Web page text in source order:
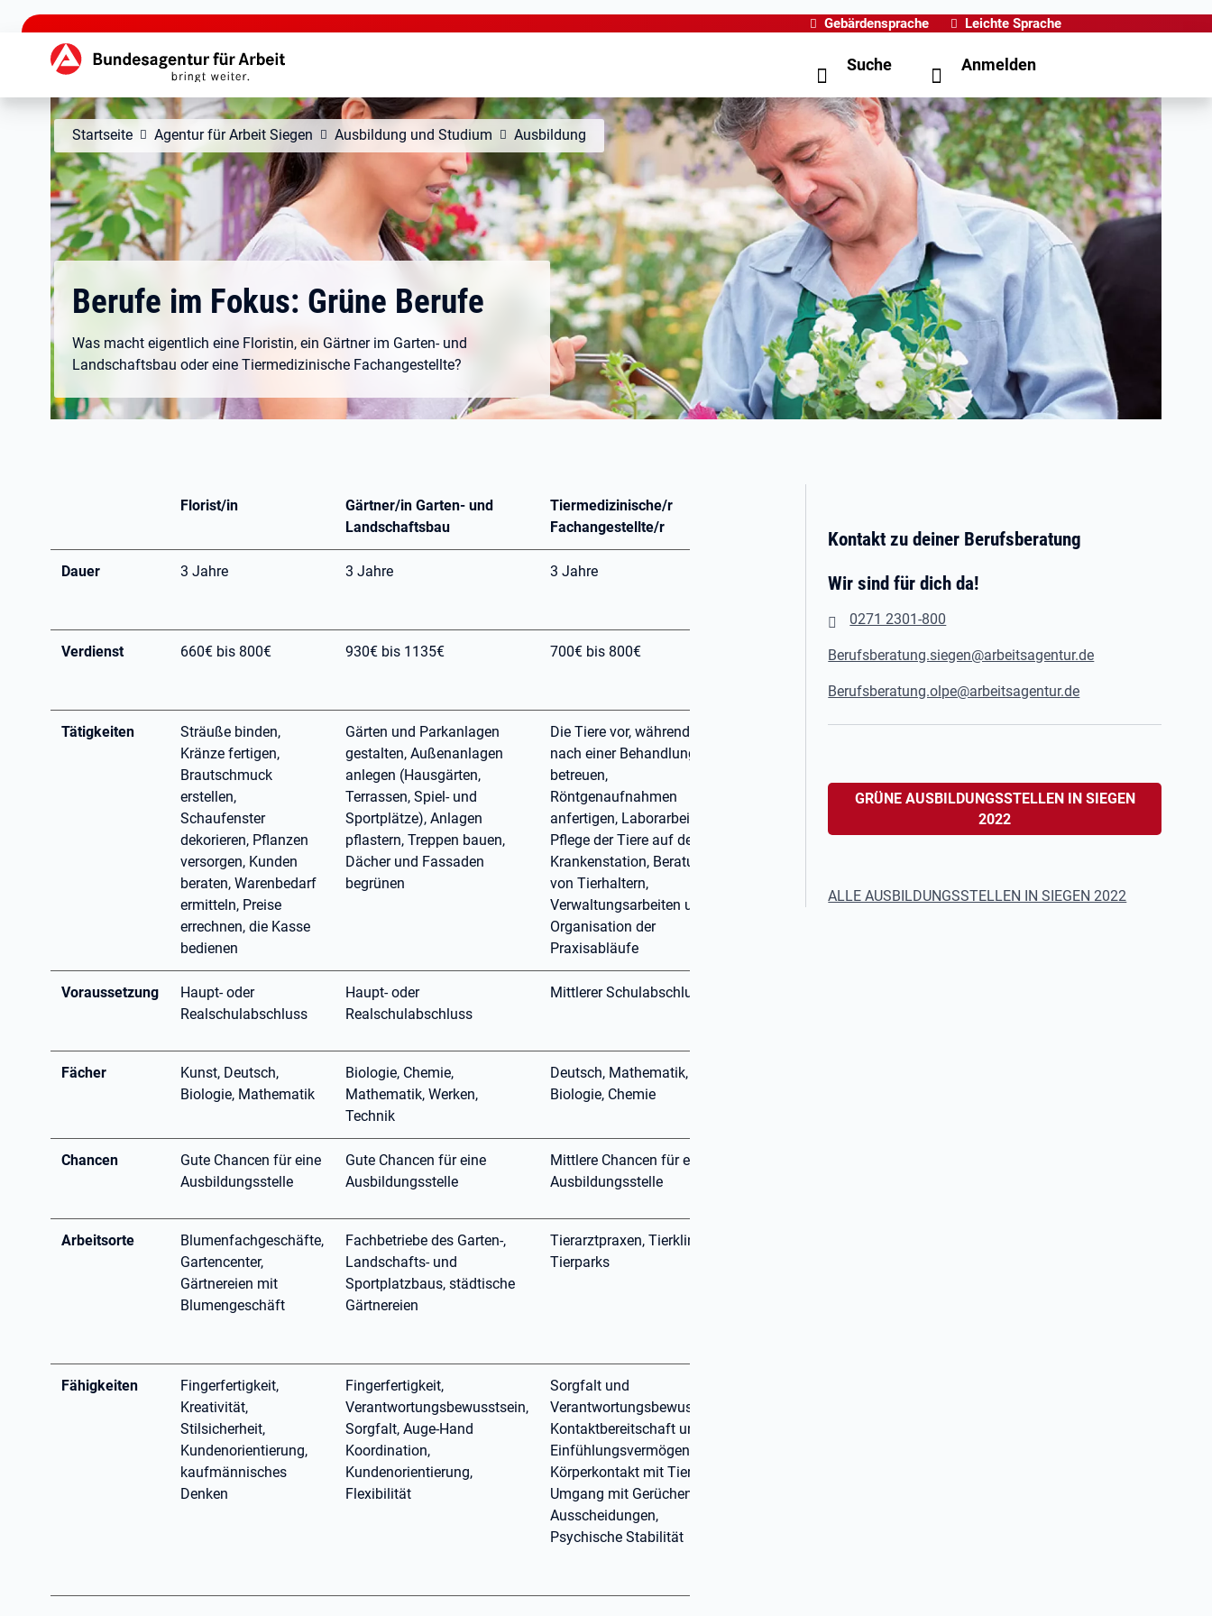
zu den Hauptinhalten springen
Gebärdensprache Leichte Sprache
Hauptnavigation Suche Anmelden
Startseite Agentur für Arbeit Siegen Ausbildung und Studium Ausbildung
Berufe im Fokus: Grüne Berufe
Was macht eigentlich eine Floristin, ein Gärtner im Garten- und
Landschaftsbau oder eine Tiermedizinische Fachangestellte?
Florist/in
Gärtner/in Garten- und
Landschaftsbau
Tiermedizinische/r
Fachangestellte/r
Dauer 3 Jahre 3 Jahre 3 Jahre
Verdienst 660€ bis 800€ 930€ bis 1135€ 700€ bis 800€
Tätigkeiten
Sträuße binden,
Kränze fertigen,
Brautschmuck
erstellen,
Schaufenster
dekorieren, Pflanzen
versorgen, Kunden
beraten, Warenbedarf
ermitteln, Preise
errechnen, die Kasse
bedienen
Gärten und Parkanlagen
gestalten, Außenanlagen
anlegen (Hausgärten,
Terrassen, Spiel- und
Sportplätze), Anlagen
pflastern, Treppen bauen,
Dächer und Fassaden
begrünen
Die Tiere vor, während und
nach einer Behandlung
betreuen,
Röntgenaufnahmen
anfertigen, Laborarbeiten,
Pflege der Tiere auf der
Krankenstation, Beratung
von Tierhaltern,
Verwaltungsarbeiten und
Organisation der
Praxisabläufe
Voraussetzung
Haupt- oder
Realschulabschluss
Haupt- oder
Realschulabschluss
Mittlerer Schulabschluss
Fächer
Kunst, Deutsch,
Biologie, Mathematik
Biologie, Chemie,
Mathematik, Werken,
Technik
Deutsch, Mathematik,
Biologie, Chemie
Chancen
Gute Chancen für eine
Ausbildungsstelle
Gute Chancen für eine
Ausbildungsstelle
Mittlere Chancen für eine
Ausbildungsstelle
Arbeitsorte
Blumenfachgeschäfte,
Gartencenter,
Gärtnereien mit
Blumengeschäft
Fachbetriebe des Garten-,
Landschafts- und
Sportplatzbaus, städtische
Gärtnereien
Tierarztpraxen, Tierkliniken,
Tierparks
Fähigkeiten
Fingerfertigkeit,
Kreativität,
Stilsicherheit,
Kundenorientierung,
kaufmännisches
Denken
Fingerfertigkeit,
Verantwortungsbewusstsein,
Sorgfalt, Auge-Hand
Koordination,
Kundenorientierung,
Flexibilität
Sorgfalt und
Verantwortungsbewusstsein,
Kontaktbereitschaft und
Einfühlungsvermögen, Enger
Körperkontakt mit Tieren,
Umgang mit Gerüchen und
Ausscheidungen,
Psychische Stabilität
Kontakt zu deiner Berufsberatung
Wir sind für dich da!
0271 2301-800
Berufsberatung.siegen@arbeitsagentur.de
Berufsberatung.olpe@arbeitsagentur.de
GRÜNE AUSBILDUNGSSTELLEN IN SIEGEN
2022
ALLE AUSBILDUNGSSTELLEN IN SIEGEN 2022